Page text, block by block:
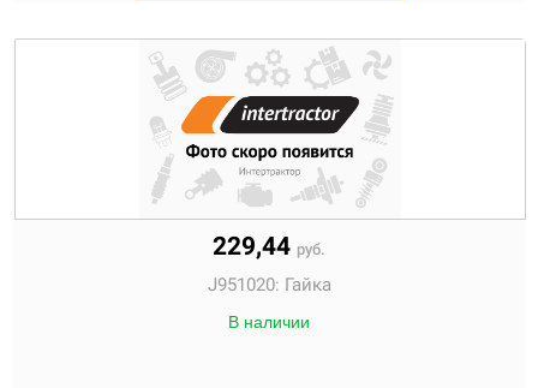
229,44 руб.
J951020: Гайка
В наличии